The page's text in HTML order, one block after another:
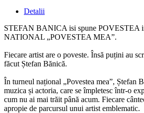
Detalii
STEFAN BANICA isi spune POVESTEA
NATIONAL „POVESTEA MEA”.
Fiecare artist are o poveste. Însă puțini au
făcut Ștefan Bănică.
În turneul național „Povestea mea”, Ștefan
muzica și actoria, care se împletesc într-o
cum nu ai mai trăit până acum. Fiecare
apropie de parcursul unui artist emblematic.